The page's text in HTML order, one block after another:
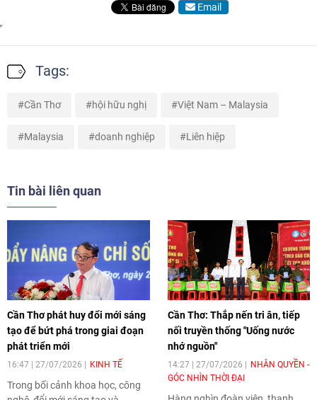
Email
Tags:
Cần Thơ hội hữu nghị Việt Nam – Malaysia
Malaysia doanh nghiệp Liên hiệp
Tin bài liên quan
Cần Thơ phát huy đổi mới sáng
tạo để bứt phá trong giai đoạn
phát triển mới
16:47 | 27/07/2026 KINH TẾ
Trong bối cảnh khoa học, công
Cần Thơ: Thắp nến tri ân, tiếp
nối truyền thống "Uống nước
nhớ nguồn"
14:27 | 27/07/2026
NHÂN QUYỀN -
GÓC NHÌN THỜI ĐẠI